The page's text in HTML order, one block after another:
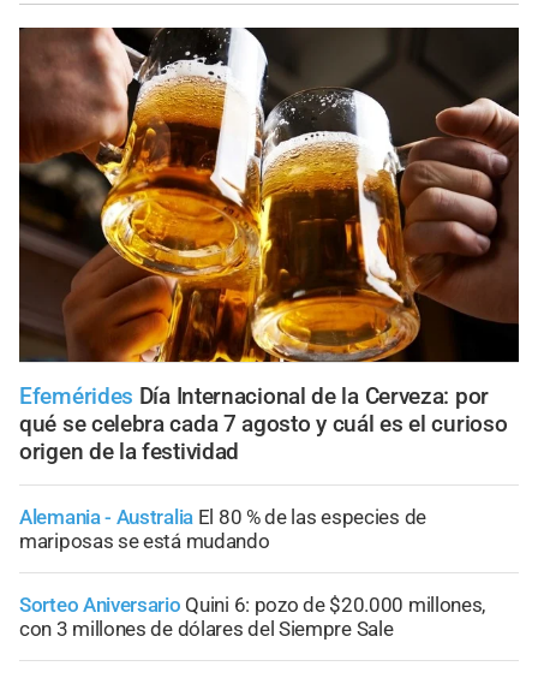
Efemérides Día Internacional de la Cerveza: por
qué se celebra cada 7 agosto y cuál es el curioso
origen de la festividad
Alemania - Australia El 80 % de las especies de
mariposas se está mudando
Sorteo Aniversario Quini 6: pozo de $20.000 millones,
con 3 millones de dólares del Siempre Sale